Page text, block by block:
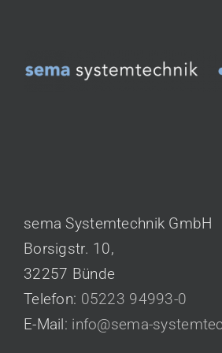
sema Systemtechnik GmbH
Borsigstr. 10,
32257 Bünde
Telefon: 05223 94993-0
E-Mail: info@sema-